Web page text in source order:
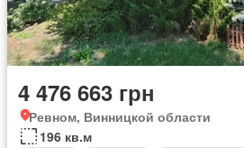
4 476 663 грн
Ревном, Винницкой области
196 кв.м